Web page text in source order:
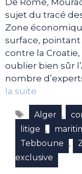
De Rome,
sujet du tracé
Zone
surface,
contre la
oublier bien sûr
nombre
la suite
Étiquettes
Alger ,
litige ,
Tebboune ,
exclusive